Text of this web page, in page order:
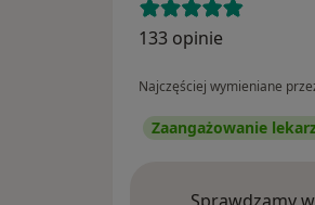
133 opinie
Najczęściej wymieniane
Zaangażowanie